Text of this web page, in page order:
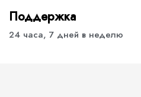
Поддержка
24 часа, 7 дней в неделю